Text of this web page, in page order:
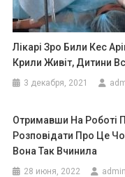
Лікарі Зpо Били Кес
Крили Живіт, Дитини
3 декабря, 2021
Отримавши На Роботі
Розповідати Про Це
Вона Так Вчинила
28 июня, 2022 admin